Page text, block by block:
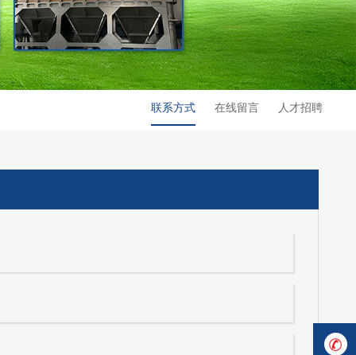
联系方式 在线留言 人才招聘